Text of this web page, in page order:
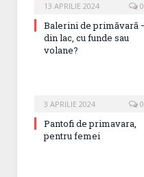
13 APRILIE 2024 0
Balerini de primăvară
din lac, cu funde sau
volane?
3 APRILIE 2024 0
Pantofi de primavara,
pentru femei